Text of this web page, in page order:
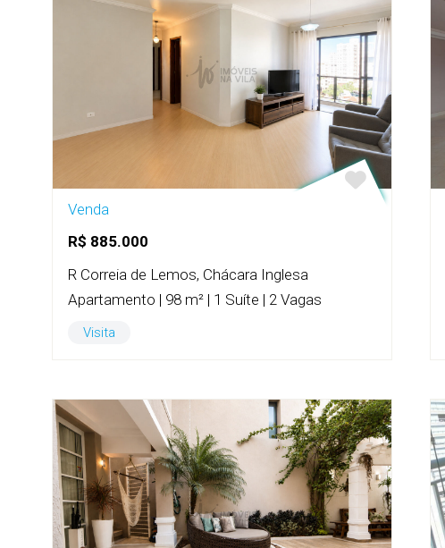
Venda
R$ 885.000
R Correia de Lemos, Chácara Inglesa
Apartamento | 98 m² | 1 Suíte | 2 Vagas
Visita